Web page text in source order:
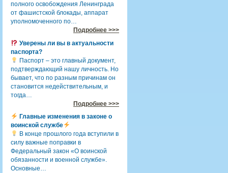
полного освобождения Ленинграда
от фашистской блокады, аппарат
уполномоченного по…
Подробнее >>>
Уверены ли вы в актуальности
паспорта?
Паспорт – это главный документ,
подтверждающий нашу личность. Но
бывает, что по разным причинам он
становится недействительным, и
тогда…
Подробнее >>>
Главные изменения в законе о
воинской службе
В конце прошлого года вступили в
силу важные поправки в
Федеральный закон «О воинской
обязанности и военной службе».
Основные…